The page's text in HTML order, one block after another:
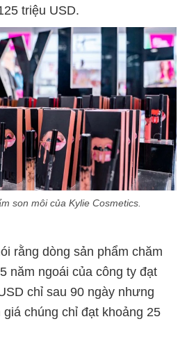
triệu USD.
son môi của Kylie Cosmetics.
rằng dòng sản phẩm chăm
năm ngoái của công ty đạt
chỉ sau 90 ngày nhưng
chúng chỉ đạt khoảng 25